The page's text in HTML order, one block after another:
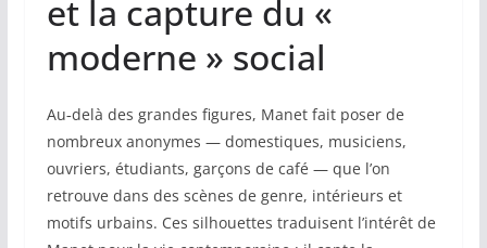
et la capture du «
moderne » social
Au‑delà des grandes figures, Manet fait poser de
nombreux anonymes — domestiques, musiciens,
ouvriers, étudiants, garçons de café — que l’on
retrouve dans des scènes de genre, intérieurs et
motifs urbains. Ces silhouettes traduisent l’intérêt de